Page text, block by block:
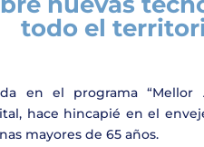
todo el
en el programa “Mellor
hace hincapié en el
mayores de 65 años.